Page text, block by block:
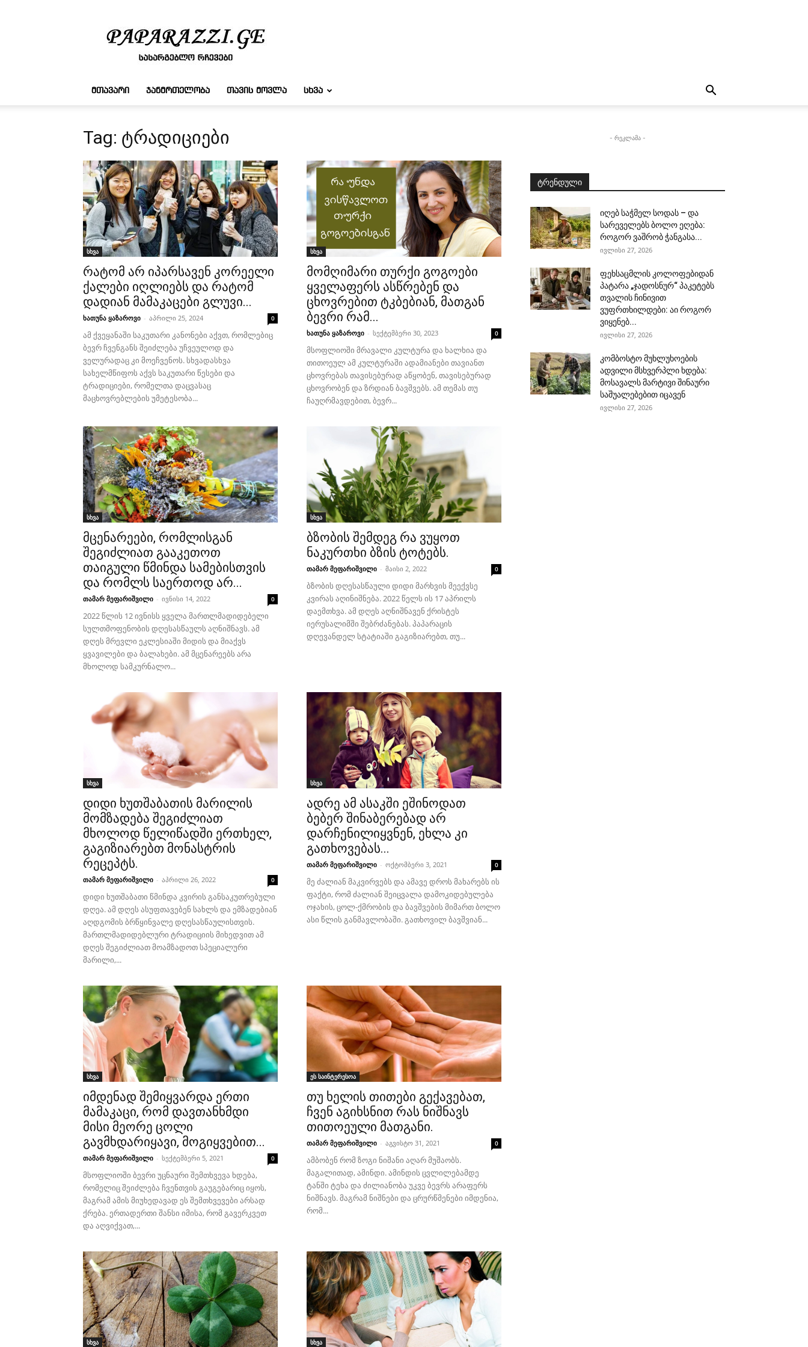
რჩევები
ᲛᲗᲐᲕᲐᲠᲘ ᲯᲐᲜᲛᲠᲗᲔᲚᲝᲑᲐ ᲗᲐᲕᲘᲡ ᲛᲝᲕᲚᲐ ᲡᲮᲕᲐ
Tag: ტრადიციები
სხვა
რატომ არ იპარსავენ კორეელი
ქალები იღლიებს და რატომ
დადიან მამაკაცები გლუვი...
ხათუნა ყაზაროვი - აპრილი 25, 2024 0
ამ ქვეყანაში საკუთარი კანონები აქვთ, რომლებიც
ბევრ ჩვენგანს შეიძლება უჩვეულოდ და
ველურადაც კი მოეჩვენოს. სხვადასხვა
სახელმწიფოს აქვს საკუთარი წესები და
ტრადიციები, რომელთა დაცვასაც
მაცხოვრებლების უმეტესობა...
სხვა
მომღიმარი თურქი გოგოები
ყველაფერს ასწრებენ და
ცხოვრებით ტკბებიან, მათგან
ბევრი რამ...
ხათუნა ყაზაროვი - სექტემბერი 30, 2023 0
მსოფლიოში მრავალი კულტურა და ხალხია და
თითოეულ ამ კულტურაში ადამიანები თავიანთ
ცხოვრებას თავისებურად აწყობენ, თავისებურად
ცხოვრობენ და ზრდიან ბავშვებს. ამ თემას თუ
ჩაუღრმავდებით, ბევრ...
სხვა
მცენარეები, რომლისგან
შეგიძლიათ გააკეთოთ
თაიგული წმინდა სამებისთვის
და რომლს საერთოდ არ...
თამარ მეფარიშვილი - ივნისი 14, 2022 0
2022 წლის 12 ივნისს ყველა მართლმადიდებელი
სულთმოფენობის დღესასწაულს აღნიშნავს. ამ
დღეს მრევლი ეკლესიაში მიდის და მიაქვს
ყვავილები და ბალახები. ამ მცენარეებს არა
მხოლოდ სამკურნალო...
სხვა
ბზობის შემდეგ რა ვუყოთ
ნაკურთხი ბზის ტოტებს.
თამარ მეფარიშვილი - მაისი 2, 2022 0
ბზობის დღესასწაული დიდი მარხვის მეექვსე
კვირას აღინიშნება. 2022 წელს ის 17 აპრილს
დაემთხვა. ამ დღეს აღნიშნავენ ქრისტეს
იერუსალიმში შებრძანებას. პაპარაცის
დღევანდელ სტატიაში გაგიზიარებთ, თუ...
სხვა
დიდი ხუთშაბათის მარილის
მომზადება შეგიძლიათ
მხოლოდ წელიწადში ერთხელ,
გაგიზიარებთ მონასტრის
რეცეპტს.
თამარ მეფარიშვილი - აპრილი 26, 2022 0
დიდი ხუთშაბათი წმინდა კვირის განსაკუთრებული
დღეა. ამ დღეს ასუფთავებენ სახლს და ემზადებიან
აღდგომის ბრწყინვალე დღესასწაულისთვის.
მართლმადიდებლური ტრადიციის მიხედვით ამ
დღეს შეგიძლიათ მოამზადოთ სპეციალური
მარილი,...
სხვა
ადრე ამ ასაკში ეშინოდათ
ბებერ შინაბერებად არ
დარჩენილიყვნენ, ეხლა კი
გათხოვებას...
თამარ მეფარიშვილი - ოქტომბერი 3, 2021 0
მე ძალიან მაკვირვებს და ამავე დროს მახარებს ის
ფაქტი, რომ ძალიან შეიცვალა დამოკიდებულება
ოჯახის, ცოლ-ქმრობის და ბავშვების მიმართ ბოლო
ასი წლის განმავლობაში. გათხოვილ ბავშვიან...
სხვა
იმდენად შემიყვარდა ერთი
მამაკაცი, რომ დავთანხმდი
მისი მეორე ცოლი
გავმხდარიყავი, მოგიყვებით...
თამარ მეფარიშვილი - სექტემბერი 5, 2021 0
მსოფლიოში ბევრი უცნაური შემთხვევა ხდება,
რომელიც შეიძლება ჩვენთვის გაუგებარიც იყოს,
მაგრამ ამის მიუხედავად ეს შემთხვევები არსად
ქრება. ერთადერთი შანსი იმისა, რომ გავერკვეთ
და აღვიქვათ,...
ეს საინტერესოა
თუ ხელის თითები გექავებათ,
ჩვენ აგიხსნით რას ნიშნავს
თითოეული მათგანი.
თამარ მეფარიშვილი - აგვისტო 31, 2021 0
ამბობენ რომ ზოგი ნიშანი აღარ მუშაობს.
მაგალითად, ამინდი. ამინდის ცვლილებამდე
ტანში ტეხა და ძილიანობა უკვე ბევრს არაფერს
ნიშნავს. მაგრამ ნიშნები და ცრურწმენები იმდენია,
რომ...
სხვა სხვა
- რეკლამა -
ტრენდული
იღებ საჭმელ სოდას – და
სარეველებს ბოლო ეღება:
როგორ ვაშრობ ჭანგასა...
ივლისი 27, 2026
ფეხსაცმლის კოლოფებიდან
პატარა „ჯადოსნურ“ პაკეტებს
თვალის ჩინივით
ვუფრთხილდები: აი როგორ
ვიყენებ...
ივლისი 27, 2026
კომბოსტო მუხლუხოების
ადვილი მსხვერპლი ხდება:
მოსავალს მარტივი შინაური
საშუალებებით იცავენ
ივლისი 27, 2026